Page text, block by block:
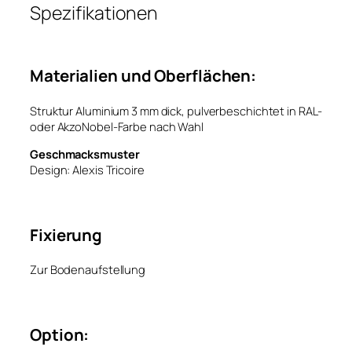
Spezifikationen
Materialien und Oberflächen:
Struktur Aluminium 3 mm dick, pulverbeschichtet in RAL-
oder AkzoNobel-Farbe nach Wahl
Geschmacksmuster
Design: Alexis Tricoire
Fixierung
Zur Bodenaufstellung
Option: